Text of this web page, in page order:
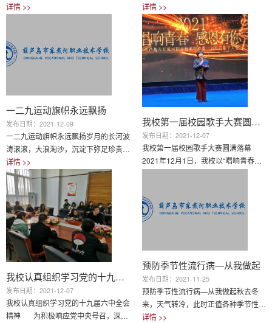
策中多次提到的“职教高考”制度，受到
因教育部在回复“关于降低中专生进入
高等院校进行全日制教育门槛的建议”
畅通的学业提升通道。一些学生和家长
就此认为，“职教高考”就只是中职毕业
生参加的高考。根据...
详情 >>
优良学风，共创文明校园”为主题的班
会活动，参加本次班会活动的为高一年
级全体学生。 学风是学生思想道德品
质、学习精神与综合素质的重要体现，
是学生成长的基础和前提，是凝聚在教
与学过程中的精神动力、态度作风、方
法措施，也是学生健康成长的基石。作
为当代青少年学生，应该更能理解班级
优良学风的重要性以及珍惜美好的课堂
时光...
详情 >>
一二九运动旗帜永远飘扬
发布日期：2021-12-09
一二九运动旗帜永远飘扬岁月的长河波
涛滚滚，大浪淘沙，沉淀下弥足珍贵的
黄金。历史的云烟漫天飞舞，阴霾散
尽，挺立起高高飘扬的旌旗。同学们，
可曾记得81年前12月9日?或许早已淡
忘，或许闻所未闻，或许如雷贯耳，不
管你属于哪种情况，现在让我再一次讲
给大家听，以便我们共同铭记那段历
史:1935年12月9日，在我们的首都
——北京，发生了一件由北京大学全体
学生引发的震惊中外的大事儿，为了他
们心爱的祖国能从此不再...
详情 >>
我校第一届校园歌手大赛圆满落幕
发布日期：2021-12-07
我校第一届校园歌手大赛圆满落幕
2021年12月1日，我校以“唱响青春，
宾以及就业合作企业负责人应邀出席并
担任此次比赛评委，此外，本次活动还
邀请了沈阳音乐学院副教授梁玉老师；
师；俄罗斯喀山国立音乐学院的郭紫辰
老师；乌克兰敖德萨音乐学院王鹏老
师；流行音乐工作者、青春中国优秀指
导教师李晓飞老师，以及沈阳...
我校认真组织学习党的十九届六中全会精神
发布日期：2021-12-07
我校认真组织学习党的十九届六中全会
精神 为积极响应党中央号召，深入
预防季节性流行病—从我做起
发布日期：2021-11-25
预防季节性流行病—从我做起秋去冬
来，天气转冷，此时正值各种季节性流
行病多发之际。加之早冬的气候多变，
详情 >>